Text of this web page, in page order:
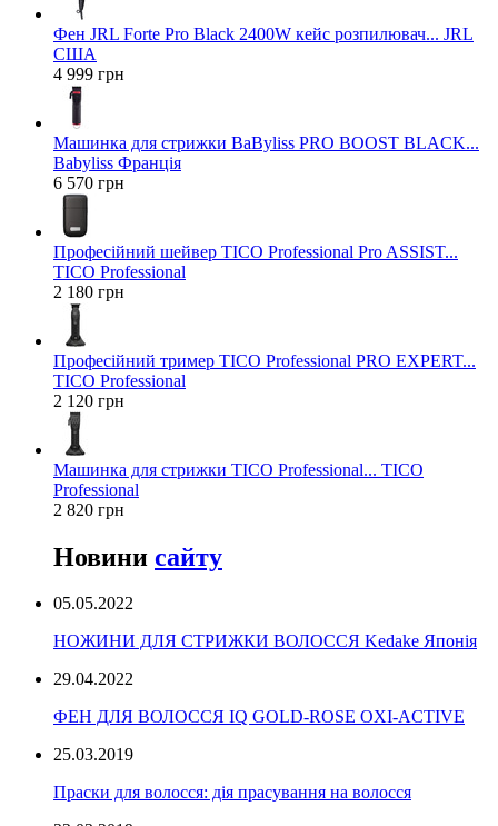
Фен JRL Forte Pro Black 2400W кейс розпилювач... JRL
США
4 999 грн
Машинка для стрижки BaByliss PRO BOOST BLACK...
Babyliss Франція
6 570 грн
Професійний шейвер TICO Professional Pro ASSIST...
TICO Professional
2 180 грн
Професійний тример TICO Professional PRO EXPERT...
TICO Professional
2 120 грн
Машинка для стрижки TICO Professional... TICO
Professional
2 820 грн
Новини сайту
05.05.2022
НОЖИНИ ДЛЯ СТРИЖКИ ВОЛОССЯ Kedake Японія
29.04.2022
ФЕН ДЛЯ ВОЛОССЯ IQ GOLD-ROSE OXI-ACTIVE
25.03.2019
Праски для волосся: дія прасування на волосся